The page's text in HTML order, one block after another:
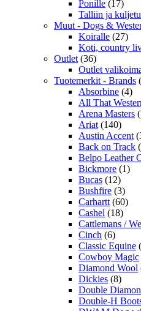
Ponille (17)
Talliin ja
Muut - Dogs &
Koiralle (27)
Koti, country
Outlet (36)
Outlet
Tuotemerkit - Brands
Absorbine (4)
All That
Arena Masters
Ariat (140)
Austin Accent
Back on Track
Belpo Leather
Bickmore (1)
Bucas (12)
Bushfire (3)
Carhartt (60)
Cashel (18)
Cattlemans /
Cinch (6)
Classic Equine
Cowboy Magic
Diamond Wool
Dickies (8)
Double
Double-H